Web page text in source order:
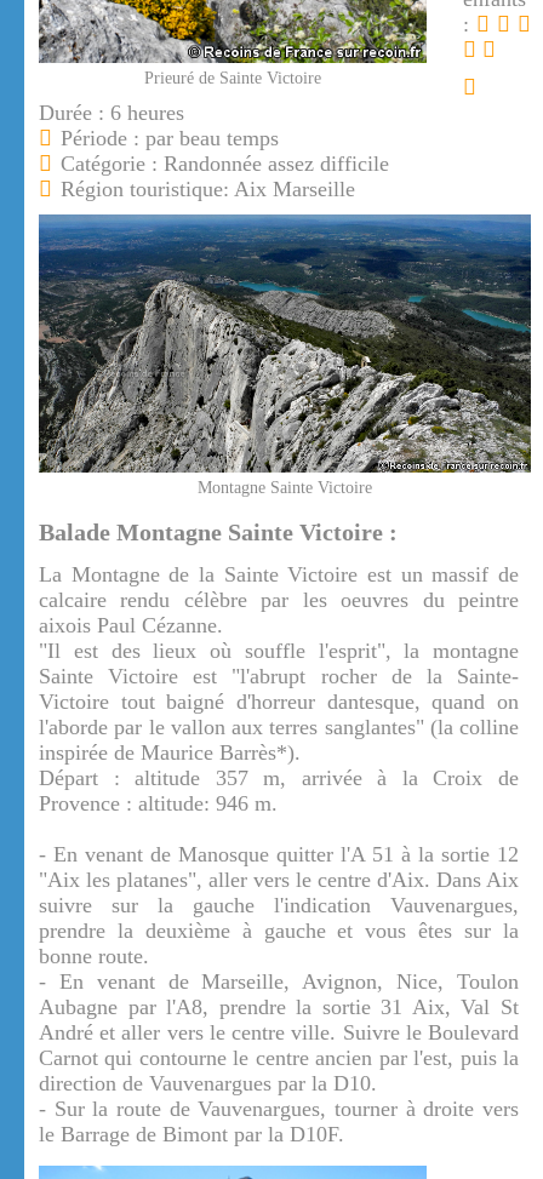
Prieuré de Sainte Victoire
:
Durée : 6 heures
Période : par beau temps
Catégorie : Randonnée assez difficile
Région touristique: Aix Marseille
Montagne Sainte Victoire
Balade Montagne Sainte Victoire :
La Montagne de la Sainte Victoire est un massif de
calcaire rendu célèbre par les oeuvres du peintre
aixois Paul Cézanne.
"Il est des lieux où souffle l'esprit", la montagne
Sainte Victoire est "l'abrupt rocher de la Sainte-
Victoire tout baigné d'horreur dantesque, quand on
l'aborde par le vallon aux terres sanglantes" (la colline
inspirée de Maurice Barrès*).
Départ : altitude 357 m, arrivée à la Croix de
Provence : altitude: 946 m.
- En venant de Manosque quitter l'A 51 à la sortie 12
"Aix les platanes", aller vers le centre d'Aix. Dans Aix
suivre sur la gauche l'indication Vauvenargues,
prendre la deuxième à gauche et vous êtes sur la
bonne route.
- En venant de Marseille, Avignon, Nice, Toulon
Aubagne par l'A8, prendre la sortie 31 Aix, Val St
André et aller vers le centre ville. Suivre le Boulevard
Carnot qui contourne le centre ancien par l'est, puis la
direction de Vauvenargues par la D10.
- Sur la route de Vauvenargues, tourner à droite vers
le Barrage de Bimont par la D10F.